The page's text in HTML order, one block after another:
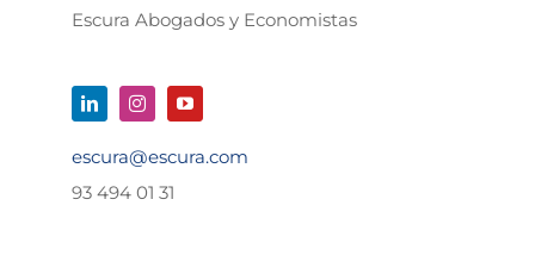
Escura Abogados y Economistas
escura@escura.com
93 494 01 31